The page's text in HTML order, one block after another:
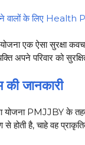
के लिए Health
एक ऐसा सुरक्षा कवच
अपने परिवार को
जानकारी
योजना PMJJBY
होती है, चाहे वह